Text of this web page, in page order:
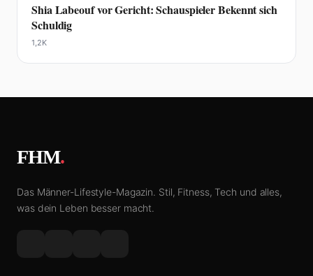
Shia Labeouf vor Gericht: Schauspieler Bekennt sich
Schuldig
1,2K
FHM.
Das Männer-Lifestyle-Magazin. Stil, Fitness, Tech und alles,
was dein Leben besser macht.